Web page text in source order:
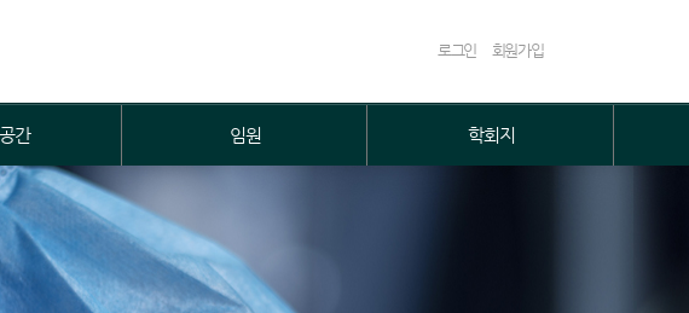
로그인 회원가입
간 임원 학회지